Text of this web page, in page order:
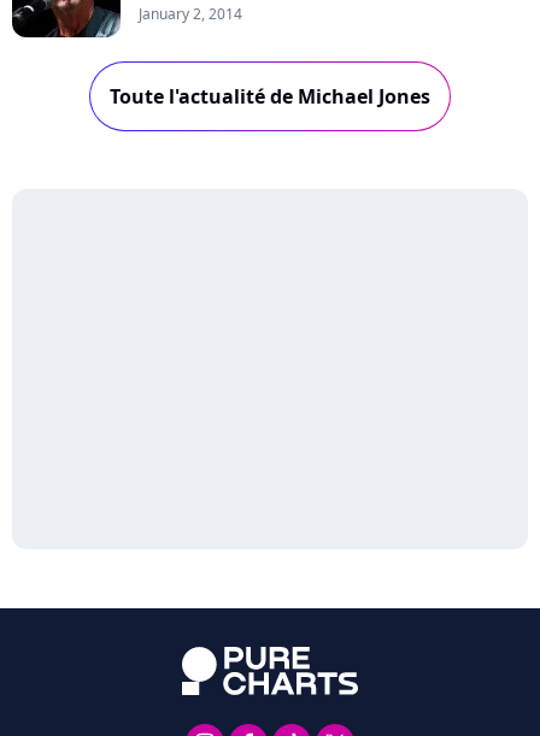
January 2, 2014
Toute l'actualité de Michael Jones